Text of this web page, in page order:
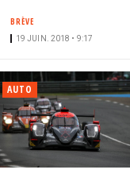
BRÈVE
19 JUIN. 2018 • 9:17
AUTO